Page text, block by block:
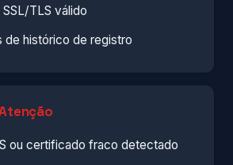
TLS válido
de histórico de registro
ou certificado fraco detectado